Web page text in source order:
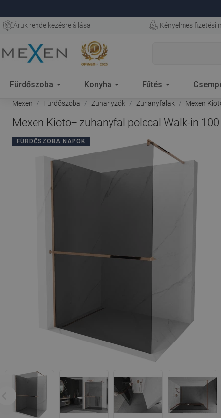
Áruk rendelkezésre állása Kényelmes fizetési
Fürdőszoba Konyha Fűtés
Mexen Fürdőszoba Zuhanyzók Zuhanyfalak Mexen
Mexen Kioto+ zuhanyfal polccal Walk-in
FÜRDŐSZOBA NAPOK